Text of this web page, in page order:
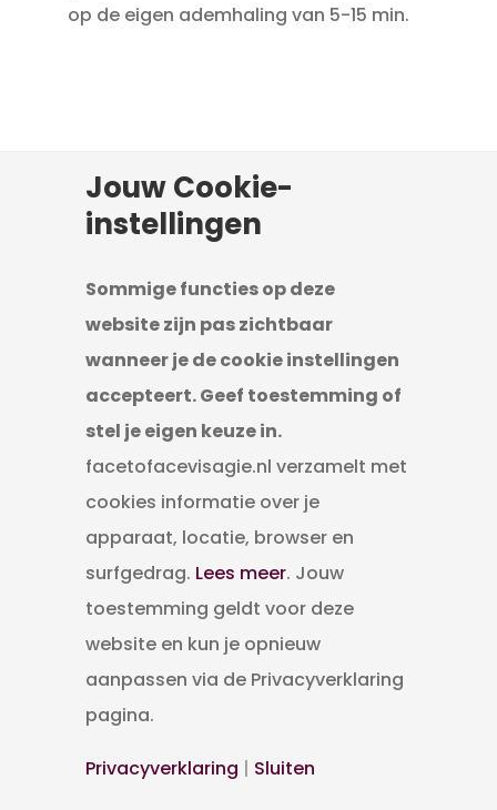
op de eigen ademhaling van 5-15 min.
Adres
Heliconstraat 57
5631 HJ Eindhoven
Contact
T: 06-44 06 31 38
E: facetofacevisagie@gmail.com
Salonregels
Gerealiseerd dooriLokaal
Jouw Cookie-
instellingen
Sommige functies op deze
website zijn pas zichtbaar
wanneer je de cookie instellingen
accepteert. Geef toestemming of
stel je eigen keuze in.
facetofacevisagie.nl verzamelt met
cookies informatie over je
apparaat, locatie, browser en
surfgedrag. Lees meer. Jouw
toestemming geldt voor deze
website en kun je opnieuw
aanpassen via de Privacyverklaring
pagina.
Privacyverklaring | Sluiten